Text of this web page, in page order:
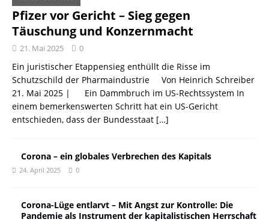
Pfizer vor Gericht – Sieg gegen
Täuschung und Konzernmacht
21. Mai 2025 0
Ein juristischer Etappensieg enthüllt die Risse im
Schutzschild der Pharmaindustrie Von Heinrich Schreiber
21. Mai 2025 | Ein Dammbruch im US-Rechtssystem In
einem bemerkenswerten Schritt hat ein US-Gericht
entschieden, dass der Bundesstaat […]
Corona – ein globales Verbrechen des Kapitals
24. April 2025 0
Corona-Lüge entlarvt – Mit Angst zur Kontrolle: Die
Pandemie als Instrument der kapitalistischen Herrschaft